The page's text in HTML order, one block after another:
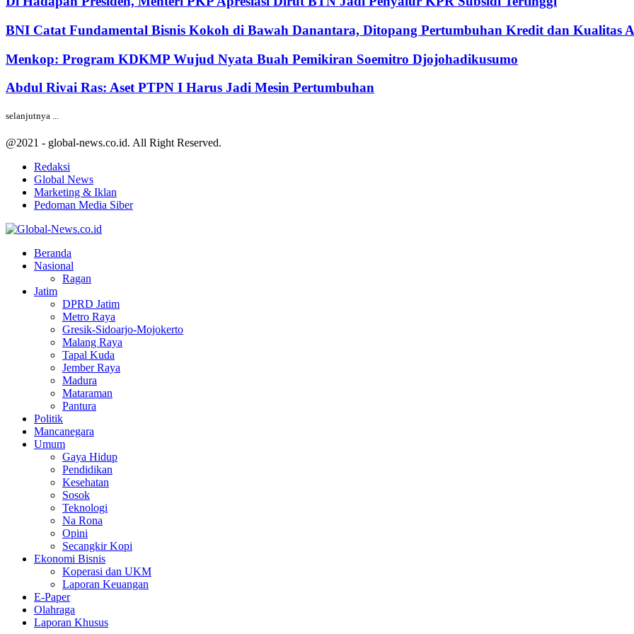
BNI Catat Fundamental Bisnis Kokoh di Bawah Danantara, Ditopang Pertumbuhan Kredit dan Kualitas
Menkop: Program KDKMP Wujud Nyata Buah Pemikiran Soemitro Djojohadikusumo
Abdul Rivai Ras: Aset PTPN I Harus Jadi Mesin Pertumbuhan
selanjutnya ...
@2021 - global-news.co.id. All Right Reserved.
Redaksi
Global News
Marketing & Iklan
Pedoman Media Siber
Beranda
Nasional
Ragan
Jatim
DPRD Jatim
Metro Raya
Gresik-Sidoarjo-Mojokerto
Malang Raya
Tapal Kuda
Jember Raya
Madura
Mataraman
Pantura
Politik
Mancanegara
Umum
Gaya Hidup
Pendidikan
Kesehatan
Sosok
Teknologi
Na Rona
Opini
Secangkir Kopi
Ekonomi Bisnis
Koperasi dan UKM
Laporan Keuangan
E-Paper
Olahraga
Laporan Khusus